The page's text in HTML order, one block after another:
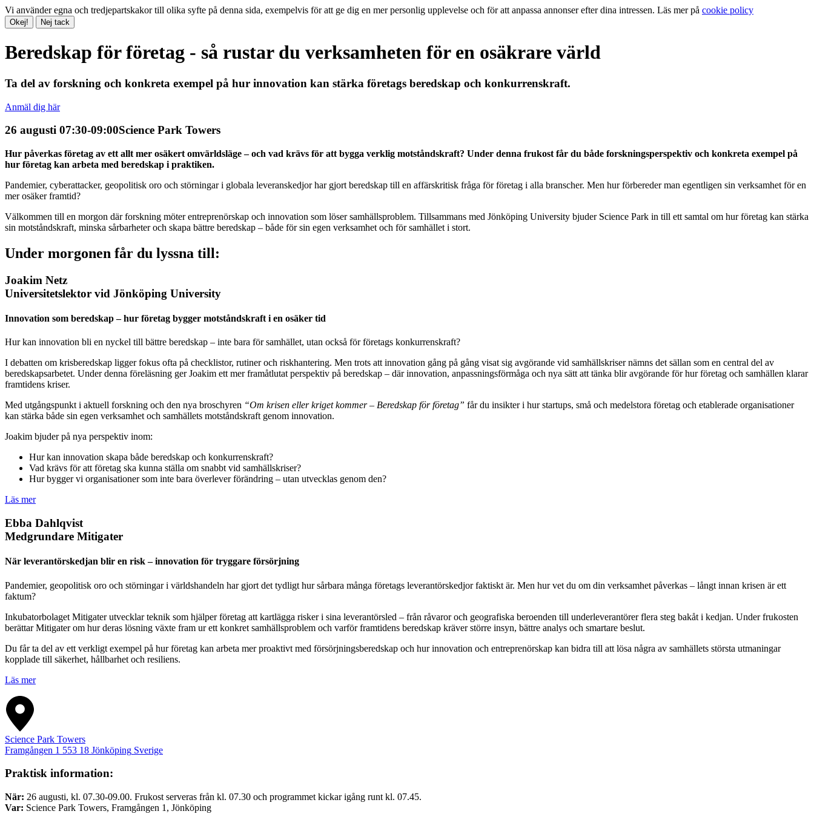
Vi använder egna och tredjepartskakor till olika syfte på denna sida, exempelvis för att ge dig en mer personlig upplevelse och för att anpassa annonser efter dina intressen. Läs mer på cookie policy
Okej! Nej tack
Beredskap för företag - så rustar du verksamheten för en osäkrare värld
Ta del av forskning och konkreta exempel på hur innovation kan stärka företags beredskap och konkurrenskraft.
Anmäl dig här
26 augusti 07:30-09:00Science Park Towers
Hur påverkas företag av ett allt mer osäkert omvärldsläge – och vad krävs för att bygga verklig motståndskraft? Under denna frukost får du både forskningsperspektiv och konkreta exempel på
hur företag kan arbeta med beredskap i praktiken.
Pandemier, cyberattacker, geopolitisk oro och störningar i globala leveranskedjor har gjort beredskap till en affärskritisk fråga för företag i alla branscher. Men hur förbereder man egentligen sin verksamhet för en
mer osäker framtid?
Välkommen till en morgon där forskning möter entreprenörskap och innovation som löser samhällsproblem. Tillsammans med Jönköping University bjuder Science Park in till ett samtal om hur företag kan stärka
sin motståndskraft, minska sårbarheter och skapa bättre beredskap – både för sin egen verksamhet och för samhället i stort.
Under morgonen får du lyssna till:
Joakim Netz
Universitetslektor vid Jönköping University
Innovation som beredskap – hur företag bygger motståndskraft i en osäker tid
Hur kan innovation bli en nyckel till bättre beredskap – inte bara för samhället, utan också för företags konkurrenskraft?
I debatten om krisberedskap ligger fokus ofta på checklistor, rutiner och riskhantering. Men trots att innovation gång på gång visat sig avgörande vid samhällskriser nämns det sällan som en central del av
beredskapsarbetet. Under denna föreläsning ger Joakim ett mer framåtlutat perspektiv på beredskap – där innovation, anpassningsförmåga och nya sätt att tänka blir avgörande för hur företag och samhällen klarar
framtidens kriser.
Med utgångspunkt i aktuell forskning och den nya broschyren “Om krisen eller kriget kommer – Beredskap för företag” får du insikter i hur startups, små och medelstora företag och etablerade organisationer
kan stärka både sin egen verksamhet och samhällets motståndskraft genom innovation.
Joakim bjuder på nya perspektiv inom:
Hur kan innovation skapa både beredskap och konkurrenskraft?
Vad krävs för att företag ska kunna ställa om snabbt vid samhällskriser?
Hur bygger vi organisationer som inte bara överlever förändring – utan utvecklas genom den?
Läs mer
Ebba Dahlqvist
Medgrundare Mitigater
När leverantörskedjan blir en risk – innovation för tryggare försörjning
Pandemier, geopolitisk oro och störningar i världshandeln har gjort det tydligt hur sårbara många företags leverantörskedjor faktiskt är. Men hur vet du om din verksamhet påverkas – långt innan krisen är ett
faktum?
Inkubatorbolaget Mitigater utvecklar teknik som hjälper företag att kartlägga risker i sina leverantörsled – från råvaror och geografiska beroenden till underleverantörer flera steg bakåt i kedjan. Under frukosten
berättar Mitigater om hur deras lösning växte fram ur ett konkret samhällsproblem och varför framtidens beredskap kräver större insyn, bättre analys och smartare beslut.
Du får ta del av ett verkligt exempel på hur företag kan arbeta mer proaktivt med försörjningsberedskap och hur innovation och entreprenörskap kan bidra till att lösa några av samhällets största utmaningar
kopplade till säkerhet, hållbarhet och resiliens.
Läs mer
Science Park Towers
Framgången 1 553 18 Jönköping Sverige
Praktisk information:
När: 26 augusti, kl. 07.30-09.00. Frukost serveras från kl. 07.30 och programmet kickar igång runt kl. 07.45.
Var: Science Park Towers, Framgången 1, Jönköping